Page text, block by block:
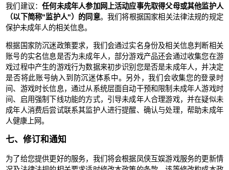
我们建议：任何未成年人参加网上活动应事先取得父母或其他监护人
（以下简称"监护人"）的同意。我们将根据国家相关法律法规的规定
保护未成年人的相关信息。
根据国家防沉迷政策要求，我们会通过实名身份及相关信息判断相关
账号的实名信息是否为未成年人，部分游戏产品还会通过收集您在游
戏过程中产生的游戏行为数据来初步识别您是否是未成年人，并决定
是否将此账号纳入到防沉迷体系中。另外，我们会收集您的登录时
间、游戏时长信息，通过从系统层面自动干预和限制未成年人游戏时
间、启用强制下线功能的方式，引导未成年人合理游戏，并在疑似未
成年人消费后尝试联系其监护人进行提醒、确认与处理，帮助未成年
人健康上网。
七、修订和通知
为了给您提供更好的服务，我们将会根据凤侠互娱游戏服务的更新情